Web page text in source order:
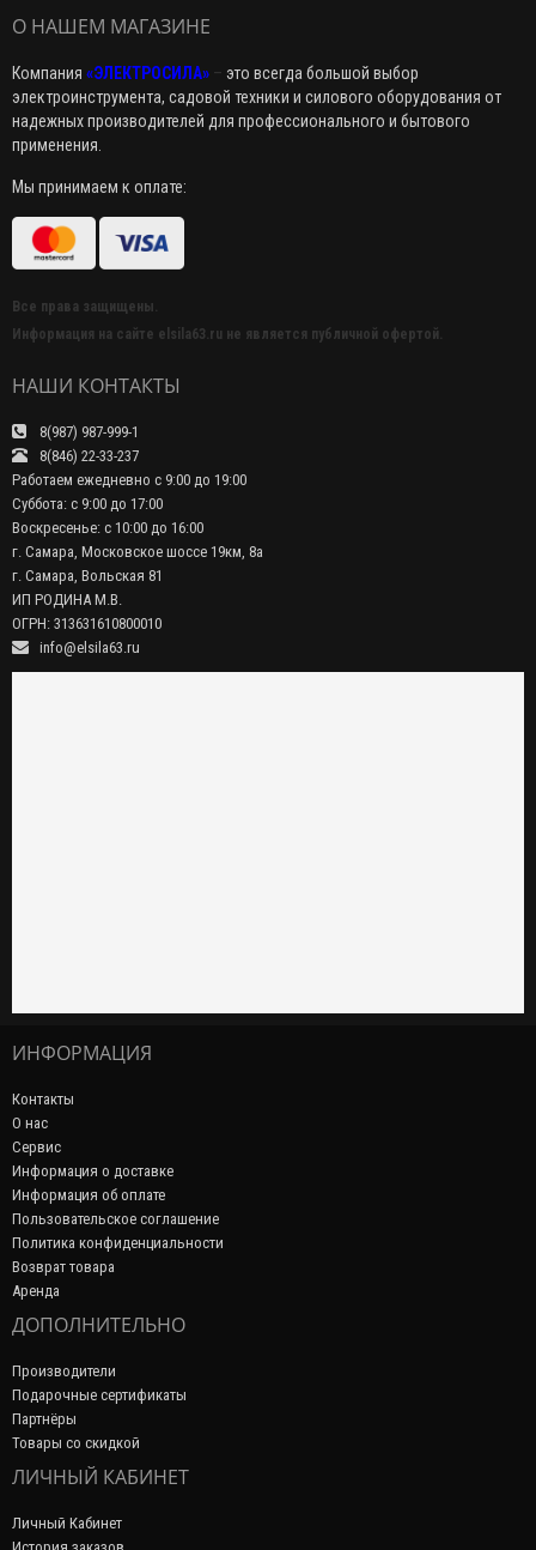
О НАШЕМ МАГАЗИНЕ
Компания «ЭЛЕКТРОСИЛА» – это всегда большой выбор
электроинструмента, садовой техники и силового оборудования от
надежных производителей для профессионального и бытового
применения.
Мы принимаем к оплате:
Все права защищены.
Информация на сайте elsila63.ru не является публичной офертой.
НАШИ КОНТАКТЫ
8(987) 987-999-1
8(846) 22-33-237
Работаем ежедневно с 9:00 до 19:00
Суббота: с 9:00 до 17:00
Воскресенье: с 10:00 до 16:00
г. Самара, Московское шоссе 19км, 8а
г. Самара, Вольская 81
ИП РОДИНА М.В.
ОГРН: 313631610800010
info@elsila63.ru
ИНФОРМАЦИЯ
Контакты
О нас
Сервис
Информация о доставке
Информация об оплате
Пользовательское соглашение
Политика конфиденциальности
Возврат товара
Аренда
ДОПОЛНИТЕЛЬНО
Производители
Подарочные сертификаты
Партнёры
Товары со скидкой
ЛИЧНЫЙ КАБИНЕТ
Личный Кабинет